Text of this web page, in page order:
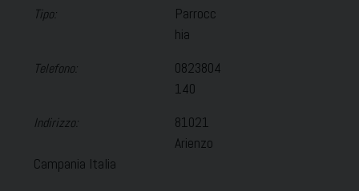
Tipo:
Parrocc
hia
Telefono:
0823804
140
Indirizzo:
81021
Arienzo
Campania Italia